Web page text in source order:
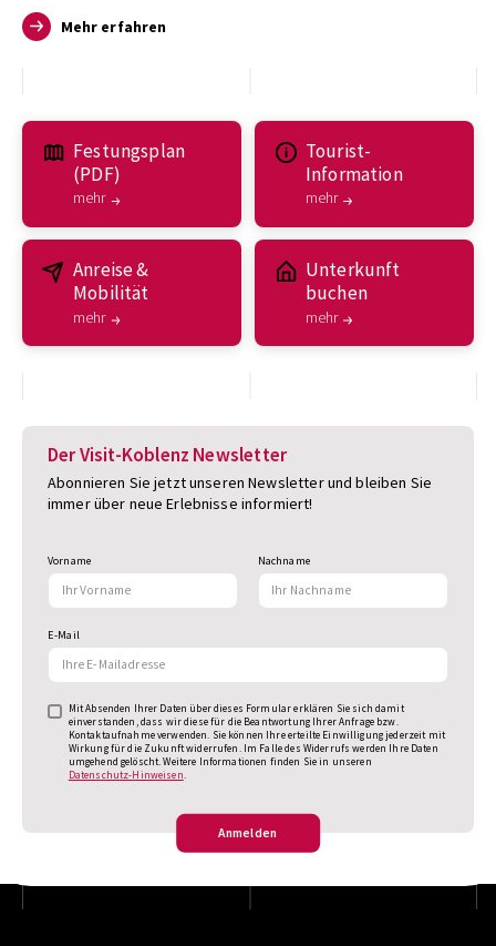
Mehr erfahren
Festungsplan
(PDF)
mehr
Tourist-
Information
mehr
Anreise &
Mobilität
mehr
Unterkunft
buchen
mehr
Der Visit-Koblenz Newsletter
Abonnieren Sie jetzt unseren Newsletter und bleiben Sie
immer über neue Erlebnisse informiert!
Vorname Nachname
E-Mail
Mit Absenden Ihrer Daten über dieses Formular erklären Sie sich damit
einverstanden, dass wir diese für die Beantwortung Ihrer Anfrage bzw.
Kontaktaufnahme verwenden. Sie können Ihre erteilte Einwilligung jederzeit mit
Wirkung für die Zukunft widerrufen. Im Falle des Widerrufs werden Ihre Daten
umgehend gelöscht. Weitere Informationen finden Sie in unseren
Datenschutz-Hinweisen.
Anmelden